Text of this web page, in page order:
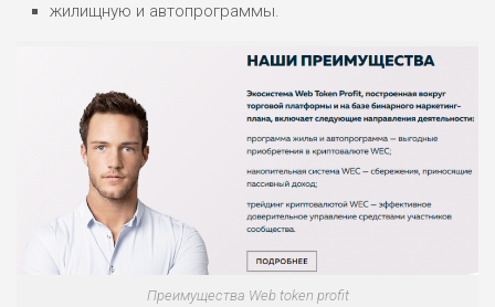
БЮДЖЕТ: НИЗКИЙ
ПОДОЙДЕТ
ВСЕМ
2
РИСКИ: НИЗКИЕ
ДОХОД: НИЗКИЙ
БЮДЖЕТ: НИЗКИЙ
ОБЗОР
жилищную и автопрограммы.
Преимущества Web token profit